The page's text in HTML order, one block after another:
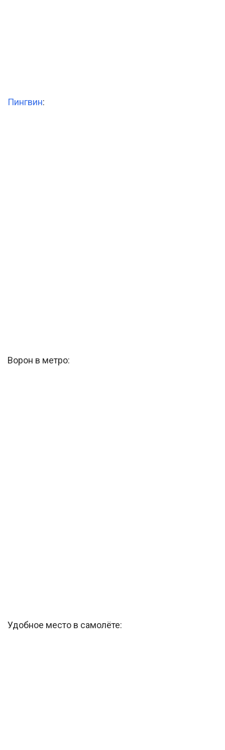
Пингвин:
Ворон в метро:
Удобное место в самолёте: